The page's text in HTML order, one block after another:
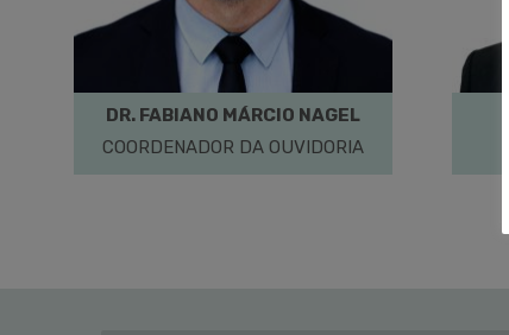
DR. FABIANO MÁRCIO NAGEL
COORDENADOR DA OUVIDORIA